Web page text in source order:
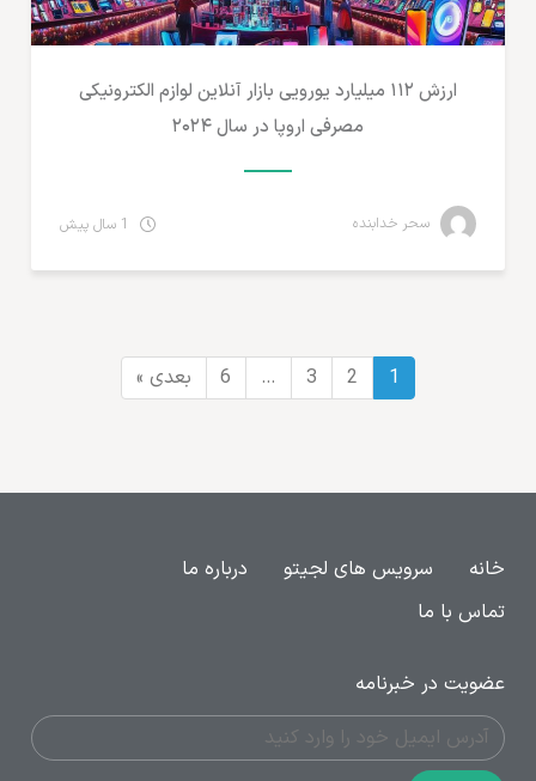
ارزش ۱۱۲ میلیارد یورویی بازار آنلاین لوازم الکترونیکی
مصرفی اروپا در سال ۲۰۲۴
سحر خدابنده
1
2
3
…
6 بعدی »
خانه سرویس های لجیتو
درباره ما
تماس با ما
عضویت در خبرنامه